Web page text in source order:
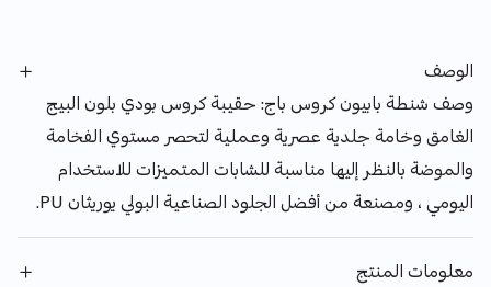
الوصف
وصف شنطة بابيون كروس باج: حقيبة كروس بودي بلون البيج
الغامق وخامة جلدية عصرية وعملية لتحصر مستوي الفخامة
والموضة بالنظر إليها مناسبة للشابات المتميزات للاستخدام
اليومي ، ومصنعة من أفضل الجلود الصناعية البولي يوريثان PU.
معلومات المنتج